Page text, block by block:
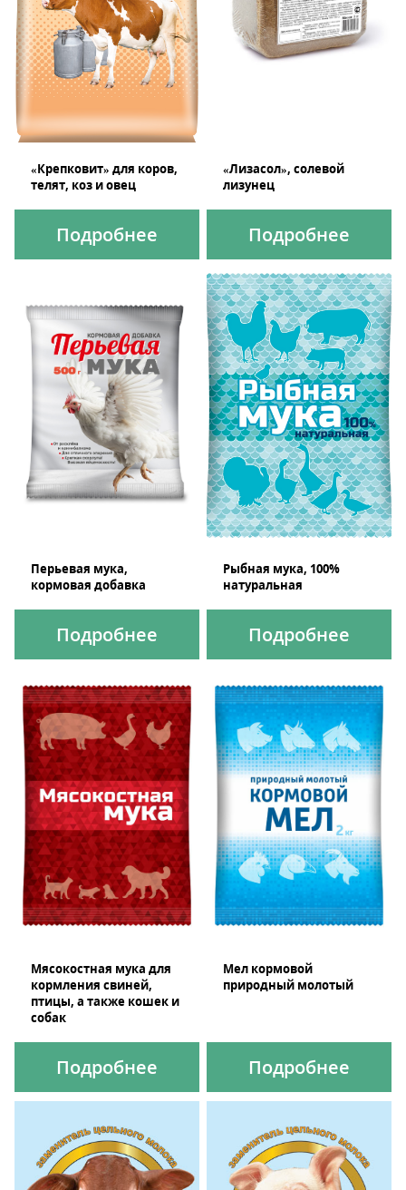
«Крепковит» для коров,
телят, коз и овец
Подробнее
«Лизасол», солевой
лизунец
Подробнее
Перьевая мука,
кормовая добавка
Подробнее
Рыбная мука, 100%
натуральная
Подробнее
Мясокостная мука для
кормления свиней,
птицы, а также кошек и
собак
Подробнее
Мел кормовой
природный молотый
Подробнее